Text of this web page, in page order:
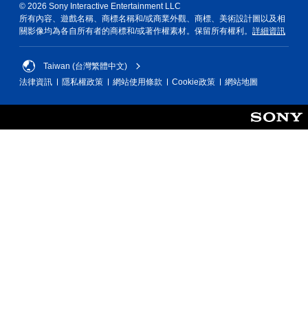
© 2026 Sony Interactive Entertainment LLC
所有內容、遊戲名稱、商標名稱和/或商業外觀、商標、美術設計圖以及相
關影像均為各自所有者的商標和/或著作權素材。保留所有權利。 詳細資訊
Taiwan (台灣繁體中文)
法律資訊
隱私權政策 網站使用條款 Cookie政策 網站地圖